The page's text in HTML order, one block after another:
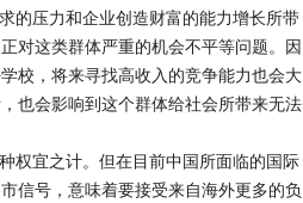
的压力和企业创造财富的能力增长所带
对这类群体严重的机会不平等问题。因
校，将来寻找高收入的竞争能力也会大
也会影响到这个群体给社会所带来无法
宜之计。但在目前中国所面临的国际
信号，意味着要接受来自海外更多的负